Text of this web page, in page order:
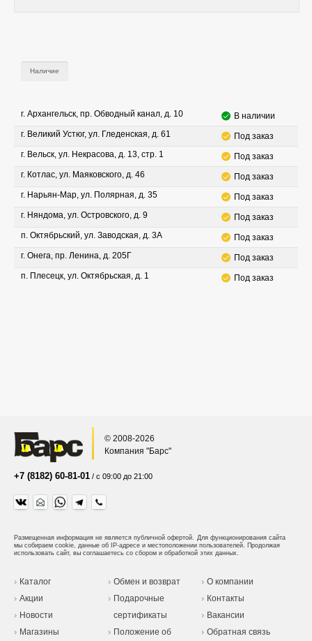
Наличие
г. Архангельск, пр. Обводный канал, д. 10
В наличии
г. Великий Устюг, ул. Гледенская, д. 61
Под заказ
г. Вельск, ул. Некрасова, д. 13, стр. 1
Под заказ
г. Котлас, ул. Маяковского, д. 46
Под заказ
г. Нарьян-Мар, ул. Полярная, д. 35
Под заказ
г. Няндома, ул. Островского, д. 9
Под заказ
п. Октябрьский, ул. Заводская, д. 3А
Под заказ
г. Онега, пр. Ленина, д. 205Г
Под заказ
п. Плесецк, ул. Октябрьская, д. 1
Под заказ
© 2008-2026
Компания "Барс"
+7 (8182) 60-81-01 / с 09:00 до 21:00
Размещенная информация не является публичной офертой. Для функционирования сайта
мы собираем cookie, данные об IP-адресе и местоположении пользователей. Продолжая
использовать сайт, вы соглашаетесь со сбором и обработкой этих данных.
Каталог
Акции
Новости
Магазины
Обмен и возврат
Подарочные
сертификаты
Положение об
О компании
Контакты
Вакансии
Обратная связь